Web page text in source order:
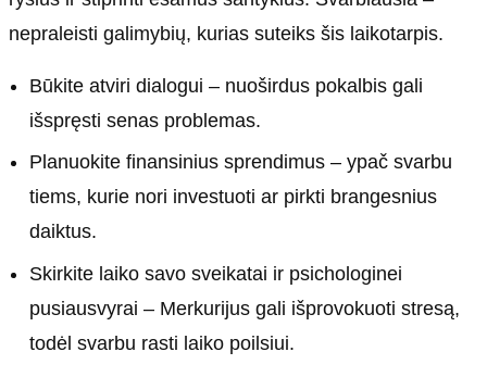
nepraleisti galimybių, kurias suteiks šis laikotarpis.
Būkite atviri dialogui – nuoširdus pokalbis gali
išspręsti senas problemas.
Planuokite finansinius sprendimus – ypač svarbu
tiems, kurie nori investuoti ar pirkti brangesnius
daiktus.
Skirkite laiko savo sveikatai ir psichologinei
pusiausvyrai – Merkurijus gali išprovokuoti stresą,
todėl svarbu rasti laiko poilsiui.